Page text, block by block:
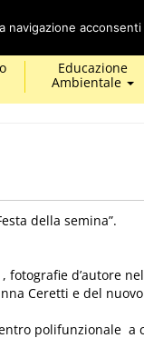
Cerca
Educazione
Ambientale
della semina”.
, fotografie d’autore
Ceretti e del
polifunzionale a